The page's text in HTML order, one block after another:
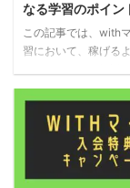
なる学習のポイン
この記事では、with
習において、稼げる
す。 どうせ受講する
りと元は取りたいで
際にwithマーケを受
マーケターになられ
ビューしてwithマー
学習する方法につい